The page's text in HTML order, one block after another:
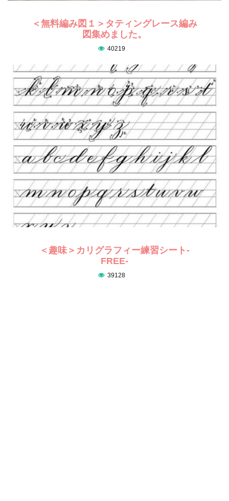
＜無料編み図１＞タティングレース編み
図集めました。
40219
＜趣味＞カリグラフィー練習シート-
FREE-
39128